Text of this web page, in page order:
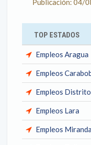
Publicación: 04/
TOP ESTADOS
Empleos Aragua
Empleos
Empleos
Empleos Lara
Empleos Miranda